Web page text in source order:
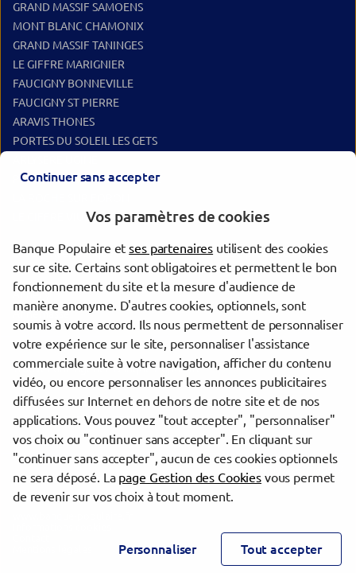
GRAND MASSIF SAMOENS
MONT BLANC CHAMONIX
GRAND MASSIF TANINGES
LE GIFFRE MARIGNIER
FAUCIGNY BONNEVILLE
FAUCIGNY ST PIERRE
ARAVIS THONES
PORTES DU SOLEIL LES GETS
PORTES DU SOLEIL MORZINE
LE GIFFRE VIUZ EN SALLAZ
Les agences Banque Populaire dans les villes à proximité
Annecy
Annemasse
Trouver une agence Banque Populaire
Haute-Savoie
Sallanches
SALLANCHES CENTRE
evermaps ©
Continuer sans accepter
Vos paramètres de cookies
Banque Populaire etses partenaires utilisent des cookies
sur ce site. Certains sont obligatoires et permettent le bon
fonctionnement du site et la mesure d'audience de
manière anonyme. D'autres cookies, optionnels, sont
soumis à votre accord. Ils nous permettent de personnaliser
votre expérience sur le site, personnaliser l'assistance
commerciale suite à votre navigation, afficher du contenu
vidéo, ou encore personnaliser les annonces publicitaires
diffusées sur Internet en dehors de notre site et de nos
applications. Vous pouvez "tout accepter", "personnaliser"
vos choix ou "continuer sans accepter". En cliquant sur
"continuer sans accepter", aucun de ces cookies optionnels
ne sera déposé. La page Gestion des Cookiesvous permet
de revenir sur vos choix à tout moment.
Personnaliser Tout accepter